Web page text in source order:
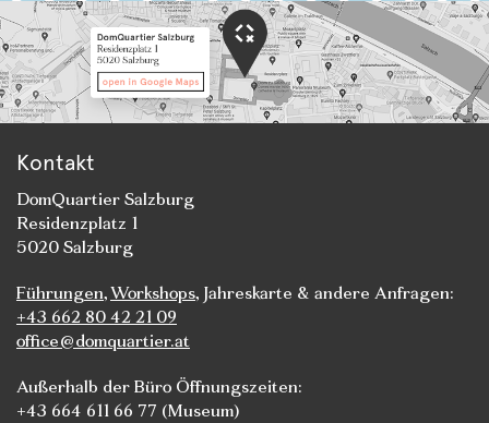
Kontakt
DomQuartier Salzburg
Residenzplatz 1
5020 Salzburg
Führungen,Workshops, Jahreskarte & andere Anfragen:
+43 662 80 42 21 09
office@domquartier.at
Außerhalb der Büro Öffnungszeiten:
+43 664 611 66 77 (Museum)